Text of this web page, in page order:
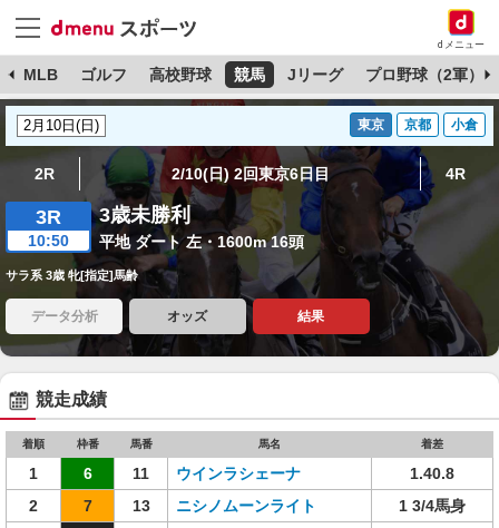
dメニュー
MLB ゴルフ 高校野球 競馬 Jリーグ プロ野球（2軍）
東京 京都 小倉
2R 2/10(日) 2回東京6日目 4R
3R
10:50
3歳未勝利
平地 ダート 左・1600m 16頭
サラ系 3歳 牝[指定]馬齢
データ分析 オッズ 結果
競走成績
着順 枠番 馬番 馬名 着差
1 6 11 ウインラシェーナ
1.40.8
2
7 13 ニシノムーンライト
1 3/4馬身